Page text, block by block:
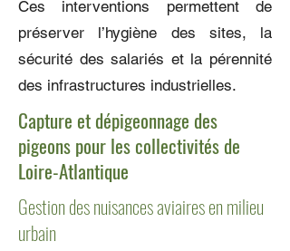
Ces interventions permettent de
préserver l’hygiène des sites, la
sécurité des salariés et la pérennité
des infrastructures industrielles.
Capture et dépigeonnage des
pigeons pour les collectivités de
Loire-Atlantique
Gestion des nuisances aviaires en milieu
urbain